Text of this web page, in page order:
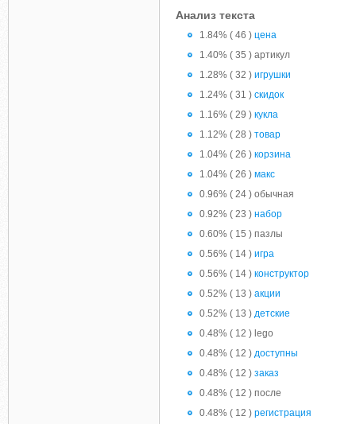
Анализ текста
1.84% ( 46 ) цена
1.40% ( 35 ) артикул
1.28% ( 32 ) игрушки
1.24% ( 31 ) скидок
1.16% ( 29 ) кукла
1.12% ( 28 ) товар
1.04% ( 26 ) корзина
1.04% ( 26 ) макс
0.96% ( 24 ) обычная
0.92% ( 23 ) набор
0.60% ( 15 ) пазлы
0.56% ( 14 ) игра
0.56% ( 14 ) конструктор
0.52% ( 13 ) акции
0.52% ( 13 ) детские
0.48% ( 12 ) lego
0.48% ( 12 ) доступны
0.48% ( 12 ) заказ
0.48% ( 12 ) после
0.48% ( 12 ) регистрация